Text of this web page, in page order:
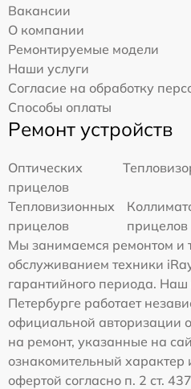
Вакансии
О компании
Ремонтируемые модели
Наши услуги
Согласие на обработку
Способы оплаты
Ремонт устройств
Оптических
прицелов
Тепловизионных
прицелов
прицелов
Мы занимаемся ремонтом и
обслуживанием техники
гарантийного периода. Наш
Петербурге работает
официальной авторизации
на ремонт, указанные на
ознакомительный характер
офертой согласно п. 2 ст.